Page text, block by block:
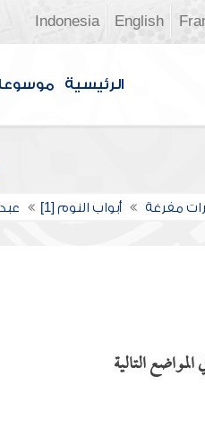
English
Indonesia
الرئيسية
مفرغة أبواب النوم [1]
التالية